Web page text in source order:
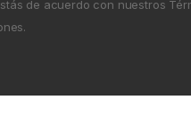
de acuerdo con nuestros